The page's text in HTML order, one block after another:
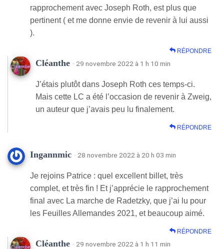
rapprochement avec Joseph Roth, est plus que
pertinent ( et me donne envie de revenir à lui aussi
).
RÉPONDRE
Cléanthe · 29 novembre 2022 à 1 h 10 min
J’étais plutôt dans Joseph Roth ces temps-ci.
Mais cette LC a été l’occasion de revenir à Zweig,
un auteur que j’avais peu lu finalement.
RÉPONDRE
Ingannmic · 28 novembre 2022 à 20 h 03 min
Je rejoins Patrice : quel excellent billet, très
complet, et très fin ! Et j’apprécie le rapprochement
final avec La marche de Radetzky, que j’ai lu pour
les Feuilles Allemandes 2021, et beaucoup aimé.
RÉPONDRE
Cléanthe · 29 novembre 2022 à 1 h 11 min